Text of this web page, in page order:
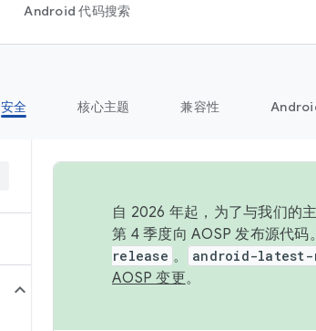
Android 代码搜索
安全 核心主题 兼容性
自 2026 年起，为了与我们的
第 4 季度向 AOSP 发布源代
release 。 android-latest-
AOSP 变更。